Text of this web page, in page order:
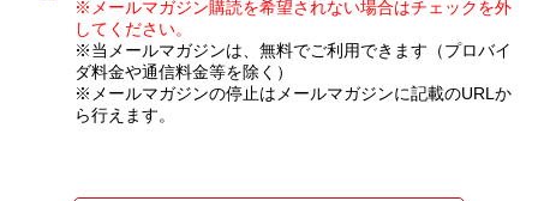
※メールマガジン購読を希望されない場合はチェックを外
してください。
※当メールマガジンは、無料でご利用できます（プロバイ
ダ料金や通信料金等を除く）
※メールマガジンの停止はメールマガジンに記載のURLか
ら行えます。